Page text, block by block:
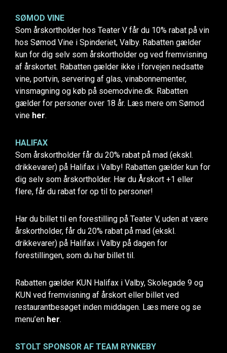
SØMOD VINE
Som årskortholder hos Teater V får du 10% rabat på vin
hos Sømod Vine i Spinderiet, Valby. Rabatten gælder
kun for dig selv som årskortholder og ved fremvisning
af årskortet. Rabatten gælder ikke i forvejen nedsatte
vine, portvin, servering af glas, vinabonnementer,
vinsmagning og køb på soemodvine.dk. Rabatten
gælder for personer over 18 år. Læs mere om Sømod
vine her.
HALIFAX
Som årskortholder får du 20% rabat på mad (ekskl.
drikkevarer) på Halifax i Valby! Rabatten gælder kun for
dig selv som årskortholder. Har du Årskort +1 eller
flere, får du rabat for op til to personer!
Har du billet til en forestilling på Teater V, uden at være
årskortholder, får du 20% rabat på mad (ekskl.
drikkevarer) på Halifax i Valby på dagen for
forestillingen, som du har billet til.
Rabatten gælder KUN Halifax i Valby, Skolegade 9 og
KUN ved fremvisning af årskort eller billet ved
restaurantbesøget inden middagen. Læs mere og se
menu’en her.
STOLT SPONSOR AF TEAM RYNKEBY